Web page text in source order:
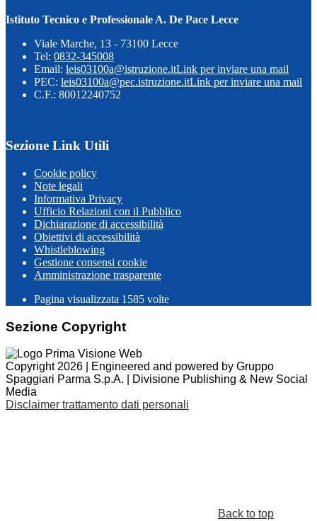
Istituto Tecnico e Professionale A. De Pace Lecce
Viale Marche, 13 - 73100 Lecce
Tel: 0832-345008
Email: leis03100a@istruzione.itLink per inviare una mail
PEC: leis03100a@pec.istruzione.itLink per inviare una mail
C.F.: 80012240752
Sezione Link Utili
Cookie policy
Note legali
Informativa Privacy
Ufficio Relazioni con il Pubblico
Dichiarazione di accessibilità
Obiettivi di accessibilità
Whistleblowing
Gestione consensi cookie
Amministrazione trasparente
Pagina visualizzata 1585 volte
Sezione Copyright
Copyright 2026 | Engineered and powered by Gruppo
Spaggiari Parma S.p.A. | Divisione Publishing & New Social
Media
Disclaimer trattamento dati personali
Back to top